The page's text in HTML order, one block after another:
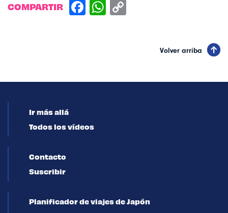
COMPARTIR
Volver arriba
Ir más allá
Todos los vídeos
Contacto
Suscribir
Planificador de viajes de Japón